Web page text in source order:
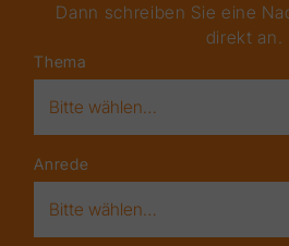
Dann schreiben Sie eine
direkt an.
Thema
Anrede